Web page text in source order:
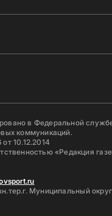
в Федеральной
коммуникаций.
10.12.2014
«Редакция
Муниципальный